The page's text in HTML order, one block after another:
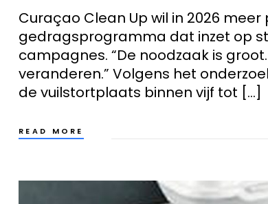
Curaçao Clean Up wil in 2026
gedragsprogramma dat inzet op
campagnes. “De noodzaak is
veranderen.” Volgens het
de vuilstortplaats binnen vijf tot […]
READ MORE